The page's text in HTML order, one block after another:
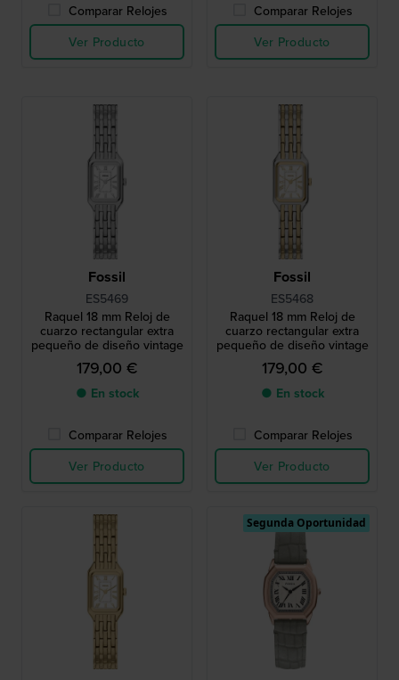
Comparar Relojes
Ver Producto
Comparar Relojes
Ver Producto
Fossil
ES5469
Raquel 18 mm Reloj de
cuarzo rectangular extra
pequeño de diseño vintage
179,00 €
● En stock
Comparar Relojes
Ver Producto
Fossil
ES5468
Raquel 18 mm Reloj de
cuarzo rectangular extra
pequeño de diseño vintage
179,00 €
● En stock
Comparar Relojes
Ver Producto
Segunda Oportunidad